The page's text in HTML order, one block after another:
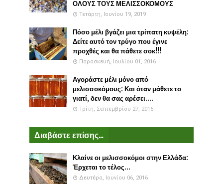
ΟΛΟΥΣ ΤΟΥΣ ΜΕΛΙΣΣΟΚΟΜΟΥΣ
Τετάρτη, Ιουνίου 19, 2019
Πόσο μέλι βγάζει μια τρίπατη κυψέλη:
Δείτε αυτό τον τρύγο που έγινε
προχθές και θα πάθετε σοκ!!!
Παρασκευή, Ιουλίου 01, 2016
Αγοράστε μέλι μόνο από
μελισσοκόμους: Και όταν μάθετε το
γιατί, δεν θα σας αρέσει....
Τρίτη, Σεπτεμβρίου 27, 2016
Διαβάστε επίσης...
Κλαίνε οι μελισσοκόμοι στην Ελλάδα:
Έρχεται το τέλος...
Δευτέρα, Ιουνίου 06, 2016